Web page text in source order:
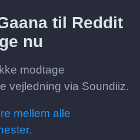
til Reddit
nu
modtage
vejledning via Soundiiz.
mellem alle